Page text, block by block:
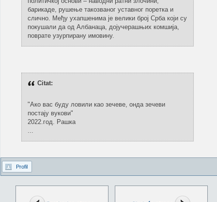
барикаде, рушење такозваног уставног поретка и
слично. Међу ухапшенима је велики број Срба који су
покушали да од Албанаца, дојучерашњих комшија,
поврате узурпирану имовину.
Citat:
"Ако вас буду ловили као зечеве, онда зечеви
постају вукови"
2022.год. Рашка
...
Profil